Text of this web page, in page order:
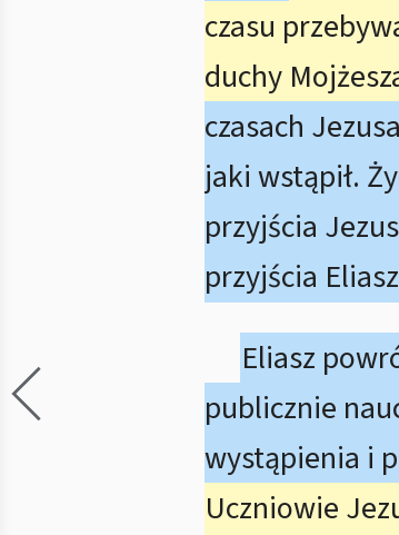
czasu
duchy
czasach
jaki wstąpił.
przyjścia
przyjścia
Eliasz
publicznie
wystąpienia i
Uczniowie